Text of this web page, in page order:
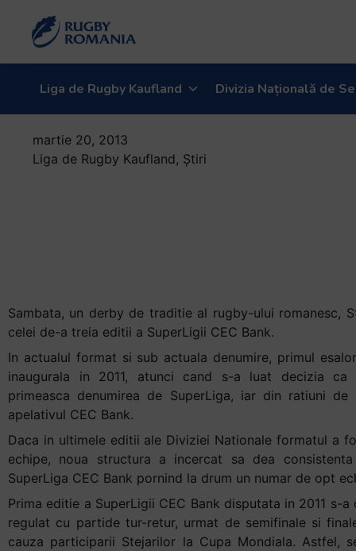
in
reader.
reader,
press
"Ctrl
/".
This
activates
the
screen
reader
to
help
Liga de Rugby Kaufland Divizia Națională de
martie 20, 2013
Liga de Rugby Kaufland, Știri
Sambata, un derby de traditie al rugby-ului romanesc,
celei de-a treia editii a SuperLigii CEC Bank.
In actualul format si sub actuala denumire, primul
inaugurala in 2011, atunci cand s-a luat decizia ca
primeasca denumirea de SuperLiga, iar din ratiuni
apelativul CEC Bank.
Daca in ultimele editii ale Diviziei Nationale formatul a
echipe, noua structura a incercat sa dea
SuperLiga CEC Bank pornind la drum un numar de opt
Prima editie a SuperLigii CEC Bank disputata in 2011 s-
regulat cu partide tur-retur, urmat de semifinale si
cauza participarii Stejarilor la Cupa Mondiala. Astfel,